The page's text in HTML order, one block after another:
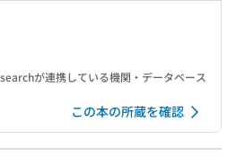
が連携している機関・データベース
この本の所蔵を確認